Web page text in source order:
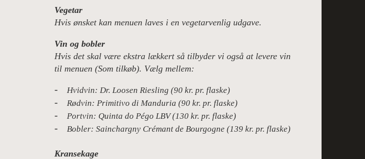
Vegetar
Hvis ønsket kan menuen laves i en vegetarvenlig udgave.
Vin og bobler
Hvis det skal være ekstra lækkert så tilbyder vi også at levere vin
til menuen (Som tilkøb). Vælg mellem:
Hvidvin: Dr. Loosen Riesling (90 kr. pr. flaske)
Rødvin: Primitivo di Manduria (90 kr. pr. flaske)
Portvin: Quinta do Pégo LBV (130 kr. pr. flaske)
Bobler: Sainchargny Crémant de Bourgogne (139 kr. pr. flaske)
Kransekage